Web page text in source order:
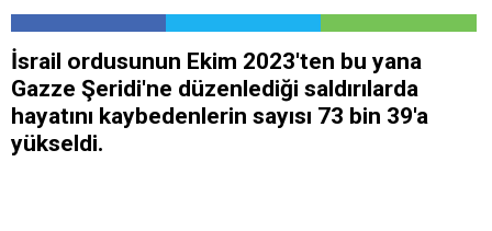
İsrail ordusunun Ekim 2023'ten bu yana
Gazze Şeridi'ne düzenlediği saldırılarda
hayatını kaybedenlerin sayısı 73 bin 39'a
yükseldi.